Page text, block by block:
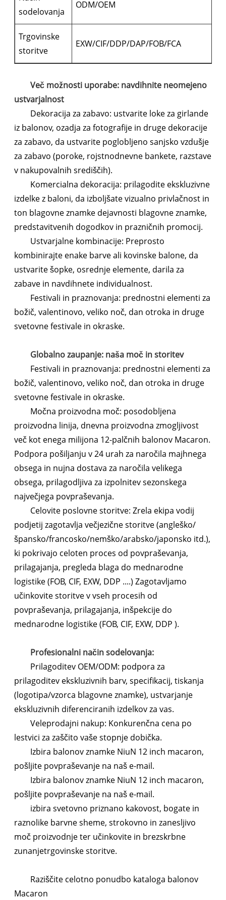
sodelovanja
ODM/OEM
Trgovinske
storitve
EXW/CIF/DDP/DAP/FOB/FCA
Več možnosti uporabe: navdihnite neomejeno
ustvarjalnost
Dekoracija za zabavo: ustvarite loke za girlande
iz balonov, ozadja za fotografije in druge dekoracije
za zabavo, da ustvarite poglobljeno sanjsko vzdušje
za zabavo (poroke, rojstnodnevne bankete, razstave
v nakupovalnih središčih).
Komercialna dekoracija: prilagodite ekskluzivne
izdelke z baloni, da izboljšate vizualno privlačnost in
ton blagovne znamke dejavnosti blagovne znamke,
predstavitvenih dogodkov in prazničnih promocij.
Ustvarjalne kombinacije: Preprosto
kombinirajte enake barve ali kovinske balone, da
ustvarite šopke, osrednje elemente, darila za
zabave in navdihnete individualnost.
Festivali in praznovanja: prednostni elementi za
božič, valentinovo, veliko noč, dan otroka in druge
svetovne festivale in okraske.
Globalno zaupanje: naša moč in storitev
Festivali in praznovanja: prednostni elementi za
božič, valentinovo, veliko noč, dan otroka in druge
svetovne festivale in okraske.
Močna proizvodna moč: posodobljena
proizvodna linija, dnevna proizvodna zmogljivost
več kot enega milijona 12-palčnih balonov Macaron.
Podpora pošiljanju v 24 urah za naročila majhnega
obsega in nujna dostava za naročila velikega
obsega, prilagodljiva za izpolnitev sezonskega
največjega povpraševanja.
Celovite poslovne storitve: Zrela ekipa vodij
podjetij zagotavlja večjezične storitve (angleško/
špansko/francosko/nemško/arabsko/japonsko itd.),
ki pokrivajo celoten proces od povpraševanja,
prilagajanja, pregleda blaga do mednarodne
logistike (FOB, CIF, EXW, DDP ....) Zagotavljamo
učinkovite storitve v vseh procesih od
povpraševanja, prilagajanja, inšpekcije do
mednarodne logistike (FOB, CIF, EXW, DDP ).
Profesionalni način sodelovanja:
Prilagoditev OEM/ODM: podpora za
prilagoditev ekskluzivnih barv, specifikacij, tiskanja
(logotipa/vzorca blagovne znamke), ustvarjanje
ekskluzivnih diferenciranih izdelkov za vas.
Veleprodajni nakup: Konkurenčna cena po
lestvici za zaščito vaše stopnje dobička.
Izbira balonov znamke NiuN 12 inch macaron,
pošljite povpraševanje na naš e-mail.
Izbira balonov znamke NiuN 12 inch macaron,
pošljite povpraševanje na naš e-mail.
izbira svetovno priznano kakovost, bogate in
raznolike barvne sheme, strokovno in zanesljivo
moč proizvodnje ter učinkovite in brezskrbne
zunanjetrgovinske storitve.
Raziščite celotno ponudbo kataloga balonov
Macaron